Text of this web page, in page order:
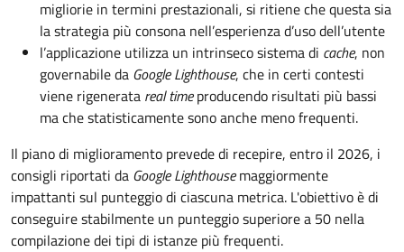
migliorie in termini prestazionali, si ritiene che questa sia
la strategia più consona nell’esperienza d’uso dell’utente
l’applicazione utilizza un intrinseco sistema di cache, non
governabile da Google Lighthouse, che in certi contesti
viene rigenerata real timeproducendo risultati più bassi
ma che statisticamente sono anche meno frequenti.
Il piano di miglioramento prevede di recepire, entro il 2026, i
consigli riportati da Google Lighthousemaggiormente
impattanti sul punteggio di ciascuna metrica. L'obiettivo è di
conseguire stabilmente un punteggio superiore a 50 nella
compilazione dei tipi di istanze più frequenti.